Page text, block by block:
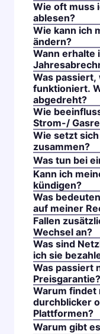
Wie oft muss
ablesen?
Wie kann ich
ändern?
Wann erhalte
Was
funktioniert.
abgedreht?
Wie
Strom-/
Wie setzt
zusammen?
Was tun bei
Kann ich
kündigen?
Was
auf meiner
Fallen
Wechsel an?
Was sind
ich sie
Was passiert
Preisgarantie?
Warum findet
durchblicker
Plattformen?
Warum gibt